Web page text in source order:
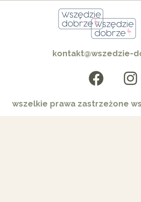
kontakt@wszedzie-
wszelkie prawa zastrzeżone